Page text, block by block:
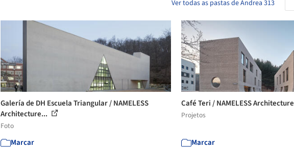
Ver todas as pastas de Andrea 313
Galería de DH Escuela Triangular / NAMELESS
Architecture...
Foto
Marcar
Café Teri / NAMELESS Architecture
Projetos
Marcar